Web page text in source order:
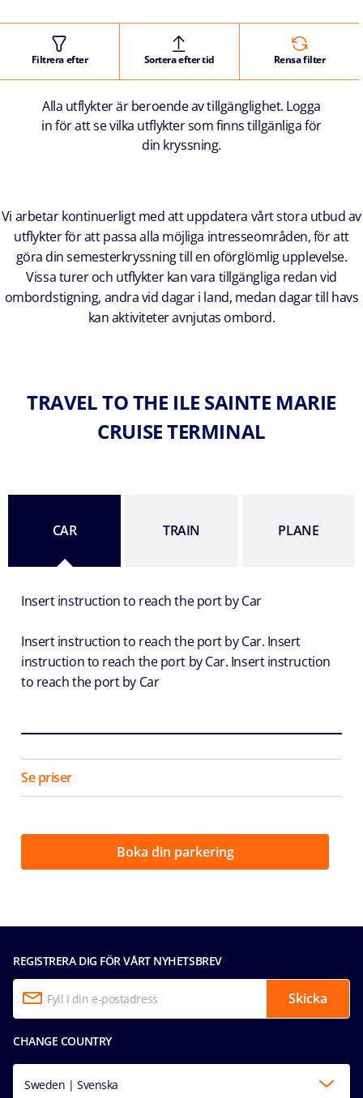
Filtrera efter Sortera efter tid Rensa filter
Alla utflykter är beroende av tillgänglighet. Logga
in för att se vilka utflykter som finns tillgänliga för
din kryssning.
Vi arbetar kontinuerligt med att uppdatera vårt stora utbud av
utflykter för att passa alla möjliga intresseområden, för att
göra din semesterkryssning till en oförglömlig upplevelse.
Vissa turer och utflykter kan vara tillgängliga redan vid
ombordstigning, andra vid dagar i land, medan dagar till havs
kan aktiviteter avnjutas ombord.
TRAVEL TO THE ILE SAINTE MARIE
CRUISE TERMINAL
CAR TRAIN PLANE
Insert instruction to reach the port by Car
Insert instruction to reach the port by Car. Insert
instruction to reach the port by Car. Insert instruction
to reach the port by Car
Boka din parkering
Se priser
REGISTRERA DIG FÖR VÅRT NYHETSBREV
Skicka
CHANGE COUNTRY
Sweden | Svenska